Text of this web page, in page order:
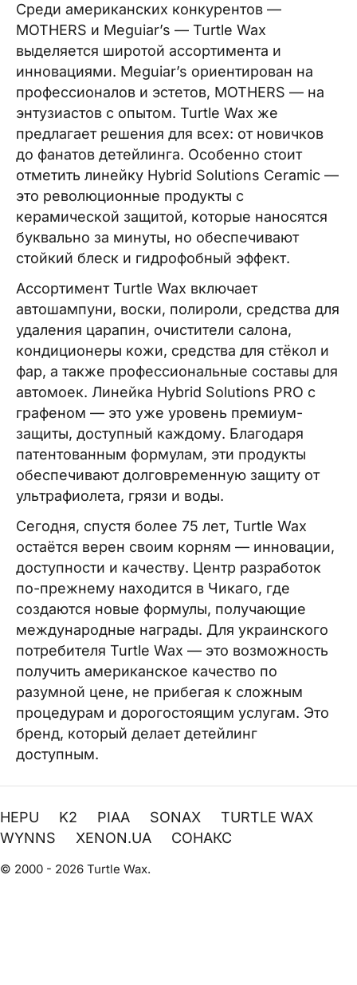
Среди американских конкурентов —
MOTHERS и Meguiar’s — Turtle Wax
выделяется широтой ассортимента и
инновациями. Meguiar’s ориентирован на
профессионалов и эстетов, MOTHERS — на
энтузиастов с опытом. Turtle Wax же
предлагает решения для всех: от новичков
до фанатов детейлинга. Особенно стоит
отметить линейку Hybrid Solutions Ceramic —
это революционные продукты с
керамической защитой, которые наносятся
буквально за минуты, но обеспечивают
стойкий блеск и гидрофобный эффект.
Ассортимент Turtle Wax включает
автошампуни, воски, полироли, средства для
удаления царапин, очистители салона,
кондиционеры кожи, средства для стёкол и
фар, а также профессиональные составы для
автомоек. Линейка Hybrid Solutions PRO с
графеном — это уже уровень премиум-
защиты, доступный каждому. Благодаря
патентованным формулам, эти продукты
обеспечивают долговременную защиту от
ультрафиолета, грязи и воды.
Сегодня, спустя более 75 лет, Turtle Wax
остаётся верен своим корням — инновации,
доступности и качеству. Центр разработок
по-прежнему находится в Чикаго, где
создаются новые формулы, получающие
международные награды. Для украинского
потребителя Turtle Wax — это возможность
получить американское качество по
разумной цене, не прибегая к сложным
процедурам и дорогостоящим услугам. Это
бренд, который делает детейлинг
доступным.
HEPU K2 PIAA SONAX
TURTLE WAX
WYNNS
XENON.UA СОНАКС
© 2000 - 2026 Turtle Wax.